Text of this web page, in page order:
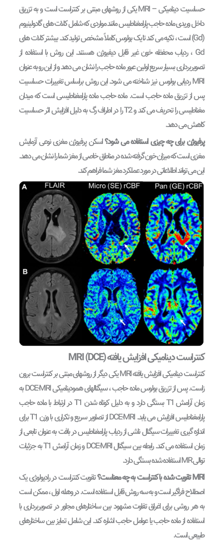
حساسیت دینامیکی – MRI یکی از روشهای مبتنی بر کنتراست است و به تزریق
داخل وریدی ماده حاجب پارامغناطیس مانند مواردی که شامل کلات های گادولینیوم
(Gd) است ، تکیه می کند تا یک بولوس کاملاً مشخص تولید کند. بیشتر کلات های
Gd ، ردیاب محفظه خون غیر قابل دیفیوژن هستند. این روش با استفاده از
تصویربرداری بسیار سریع اولین عبور ماده حاجب را نشان می دهد و از این رو به عنوان
MRI ردیابی بولوس نیز شناخته می شود. این روش براساس تغییرات حساسیت
پس از تزریق ماده حاجب است. ماده حاجب ماده پارامغناطیسی است که میدان
مغناطیسی را تحریف می کند و T2 را در اطراف رگ به دلیل افزایش اثر حساسیت
کاهش می دهد.
پرفیوژن برای چه چیزی استفاده می شود؟اسکن پرفیوژن مغزی نوعی آزمایش
مغزی است که میزان خون گرفته شده در مناطق خاصی از مغز شما را نشان می دهد.
این می تواند اطلاعاتی در مورد عملکرد مغز شما فراهم کند.
کنتراست دینامیکی افزایش یافته (DCE
)
MRI
کنتراست دینامیکی افزایش یافته MRI یکی دیگر از روشهای مبتنی بر کنتراست برون
زاست. پس از تزریق بولوس ماده حاجب ، سیگنالهای همودینامیکی DCE-MRI به
زمان آرامش T1 بستگی دارد و به دلیل کوتاه شدن T1 در ارتباط با ماده حاجب
پارامغناطیس افزایش می یابد. DCE-MRI از تصاویر سریع و تکراری با وزن T1 برای
اندازه گیری تغییرات سیگنال ناشی از ردیاب پارامغناطیس در بافت به عنوان تابعی از
زمان استفاده می کند. رابطه بین سیگنال DCE-MRI و زمان آرامش T1 به جزئیات
توالی MR استفاده شده بستگی دارد.
MRI تقویت شده با کنتراست به
چه معناست؟تقویت کنتراست در رادیولوژی یک
اصطلاح فراگیر است و به سه روش قابل استفاده است. در وهله اول ، ممکن است
به هر روشی برای اغراق تفاوت مشهود بین ساختارهای مجاور در تصویربرداری با
استفاده از ماده حاجب یا عوامل حاجب اشاره کند. این شامل تمایز بین ساختارهای
طبیعی است.